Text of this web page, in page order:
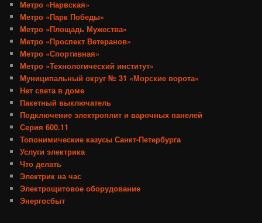
Метро «Нарвская»
Метро «Парк Победы»
Метро «Площадь Мужества»
Метро «Проспект Ветеранов»
Метро «Спортивная»
Метро «Технологический институт»
Муниципальный округ № 31 «Морские ворота»
Нет света в доме
Пакетный выключатель
Подключение электроплит и варочных панелей
Серия 600.11
Топонимические казусы Санкт-Петербурга
Услуги электрика
Что делать
Электрик на час
Электрощитовое оборудование
Энергосбыт